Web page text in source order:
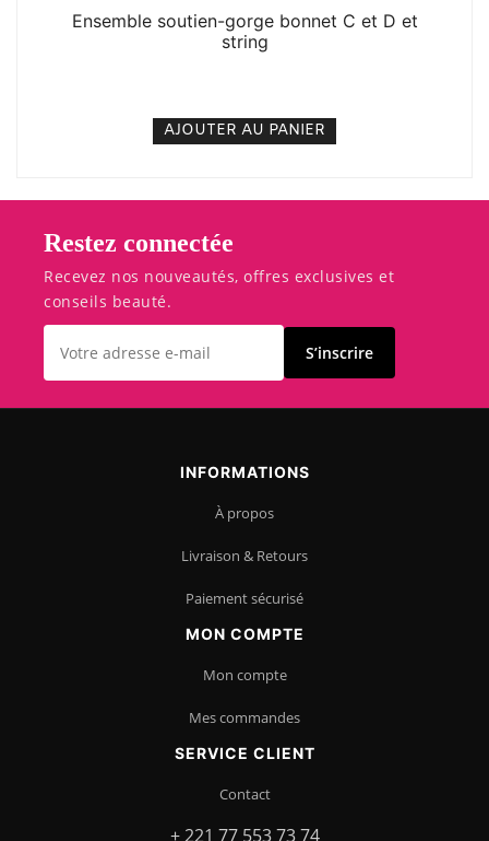
Ensemble soutien-gorge bonnet C et D et
string
AJOUTER AU PANIER
Restez connectée
Recevez nos nouveautés, offres exclusives et
conseils beauté.
S’inscrire
INFORMATIONS
À propos
Livraison & Retours
Paiement sécurisé
MON COMPTE
Mon compte
Mes commandes
SERVICE CLIENT
Contact
+ 221 77 553 73 74